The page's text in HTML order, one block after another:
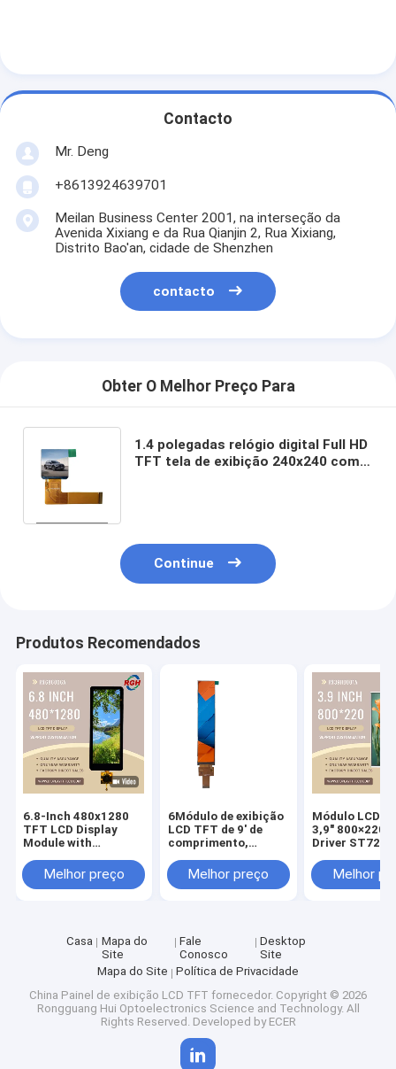
Contacto
Mr. Deng
+8613924639701
Meilan Business Center 2001, na interseção da
Avenida Xixiang e da Rua Qianjin 2, Rua Xixiang,
Distrito Bao'an, cidade de Shenzhen
contacto
Obter O Melhor Preço Para
1.4 polegadas relógio digital Full HD
TFT tela de exibição 240x240 com
Continue
Produtos Recomendados
6.8-Inch 480x1280
TFT LCD Display
Module with
Panel , FL7705 Driver
, Wide Temperature
Melhor preço
6Módulo de exibição
LCD TFT de 9' de
comprimento,
controlador
ST7703I-G5-DP,
temperaturas
Melhor preço
Módulo LCD
3,9" 800×220
Driver
10 LEDs, Vidro
Cobertura
Melhor
Casa
Mapa do
Site
Fale
Conosco
Desktop
Site
Mapa do Site
Política de Privacidade
China Painel de exibição LCD TFT fornecedor. Copyright © 2026
Rongguang Hui Optoelectronics Science and Technology. All
Rights Reserved. Developed by ECER